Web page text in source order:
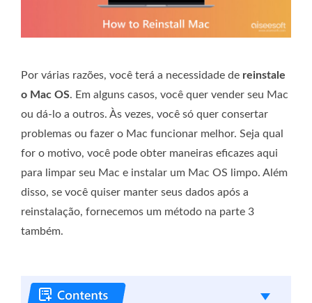
Por várias razões, você terá a necessidade de reinstale
o Mac OS. Em alguns casos, você quer vender seu Mac
ou dá-lo a outros. Às vezes, você só quer consertar
problemas ou fazer o Mac funcionar melhor. Seja qual
for o motivo, você pode obter maneiras eficazes aqui
para limpar seu Mac e instalar um Mac OS limpo. Além
disso, se você quiser manter seus dados após a
reinstalação, fornecemos um método na parte 3
também.